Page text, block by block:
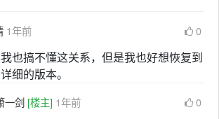
1年前 0
也搞不懂这关系，但是我也好想恢复到
细的版本。
一剑 [楼主] 1年前 0